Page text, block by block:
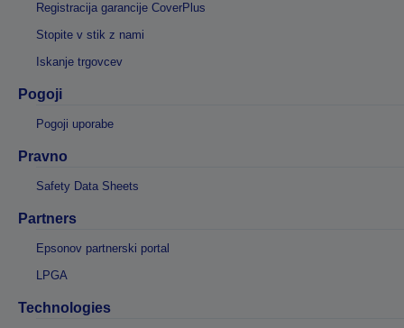
Registracija garancije CoverPlus
Stopite v stik z nami
Iskanje trgovcev
Pogoji
Pogoji uporabe
Pravno
Safety Data Sheets
Partners
Epsonov partnerski portal
LPGA
Technologies